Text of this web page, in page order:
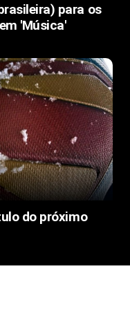
para os
'Música'
do próximo